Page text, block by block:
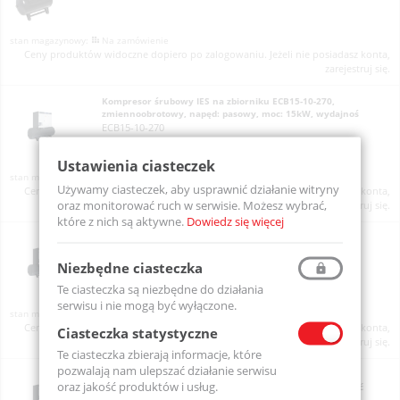
Ceny produktów widoczne dopiero po zalogowaniu. Jeżeli nie posiadasz konta,
zarejestruj się.
Kompresor śrubowy IES na zbiorniku ECB15-10-270,
zmiennoobrotowy, napęd: pasowy, moc: 15kW, wydajnoś
ECB15-10-270
Ceny produktów widoczne dopiero po zalogowaniu. Jeżeli nie posiadasz konta,
ECB15-10-470
Na zamówienie
Ceny produktów widoczne dopiero po zalogowaniu. Jeżeli nie posiadasz konta,
zarejestruj się.
Kompresor śrubowy IES na zbiorniku ECB15-8-270,
zmiennoobrotowy, napęd: pasowy, moc: 15kW, wydajność
Ustawienia ciasteczek
Używamy ciasteczek, aby usprawnić działanie witryny
oraz monitorować ruch w serwisie. Możesz wybrać,
które z nich są aktywne. Dowiedz się więcej
Niezbędne ciasteczka
Te ciasteczka są niezbędne do działania
serwisu i nie mogą być wyłączone.
Ciasteczka statystyczne
Te ciasteczka zbierają informacje, które
pozwalają nam ulepszać działanie serwisu
oraz jakość produktów i usług.